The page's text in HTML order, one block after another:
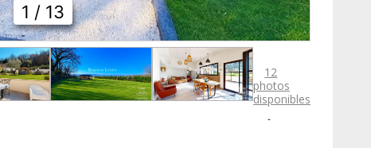
1 / 13
12
photos
disponibles
